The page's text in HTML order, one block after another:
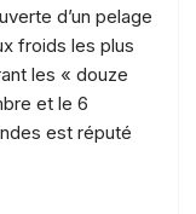
d’un pelage
froids les plus
les « douze
et le 6
est réputé